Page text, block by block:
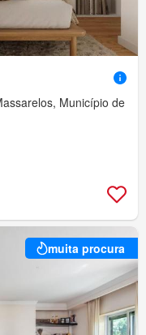
Município de
muita procura